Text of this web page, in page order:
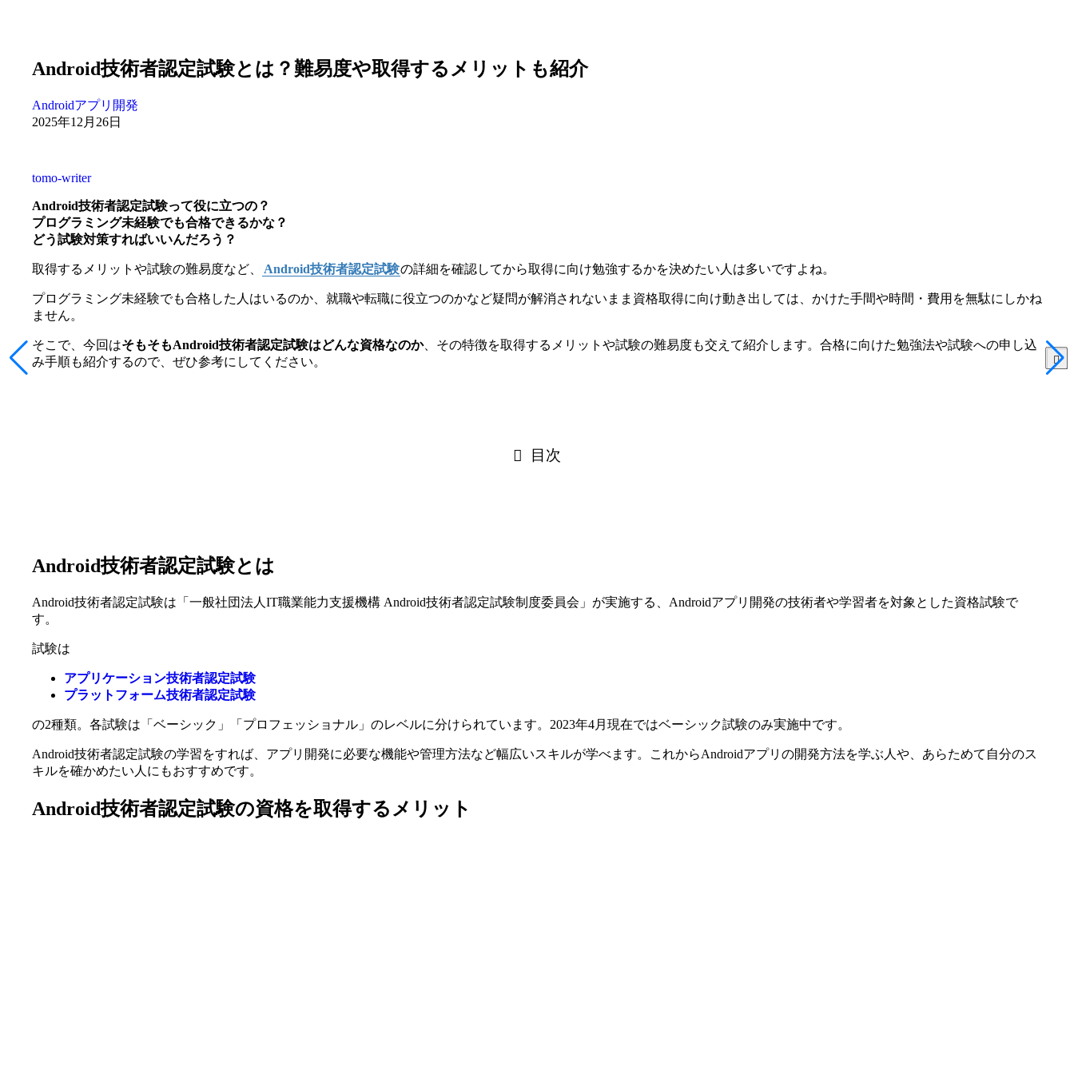
Android技術者認定試験とは？難易度や取得するメリットも紹介
Androidアプリ開発
2025年12月26日
tomo-writer
Android技術者認定試験って役に立つの？
プログラミング未経験でも合格できるかな？
どう試験対策すればいいんだろう？
取得するメリットや試験の難易度など、 Android技術者認定試験の詳細を確認してから取得に向け勉強するかを決めたい人は多いですよね。
プログラミング未経験でも合格した人はいるのか、就職や転職に役立つのかなど疑問が解消されないまま資格取得に向け動き出しては、かけた手間や時間・費用を無駄にしかね
ません。
そこで、今回はそもそもAndroid技術者認定試験はどんな資格なのか、その特徴を取得するメリットや試験の難易度も交えて紹介します。合格に向けた勉強法や試験への申し込
み手順も紹介するので、ぜひ参考にしてください。
目次
Android技術者認定試験とは
Android技術者認定試験は「一般社団法人IT職業能力支援機構 Android技術者認定試験制度委員会」が実施する、Androidアプリ開発の技術者や学習者を対象とした資格試験で
す。
試験は
アプリケーション技術者認定試験
プラットフォーム技術者認定試験
の2種類。各試験は「ベーシック」「プロフェッショナル」のレベルに分けられています。2023年4月現在ではベーシック試験のみ実施中です。
Android技術者認定試験の学習をすれば、アプリ開発に必要な機能や管理方法など幅広いスキルが学べます。これからAndroidアプリの開発方法を学ぶ人や、あらためて自分のス
キルを確かめたい人にもおすすめです。
Android技術者認定試験の資格を取得するメリット